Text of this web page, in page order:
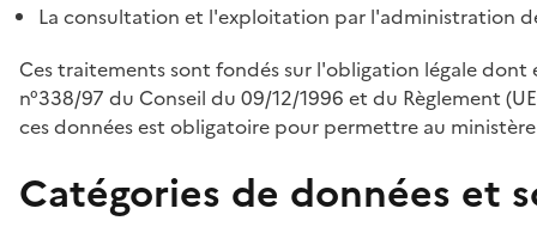
La consultation et l'exploitation par l'administration
Ces traitements sont fondés sur l'obligation légale
n°338/97 du Conseil du 09/12/1996 et du Règlement
ces données est obligatoire pour permettre au
Catégories de données et